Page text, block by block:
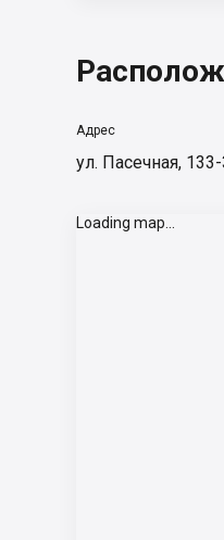
Адрес
ул. Пасечная,
Loading map...